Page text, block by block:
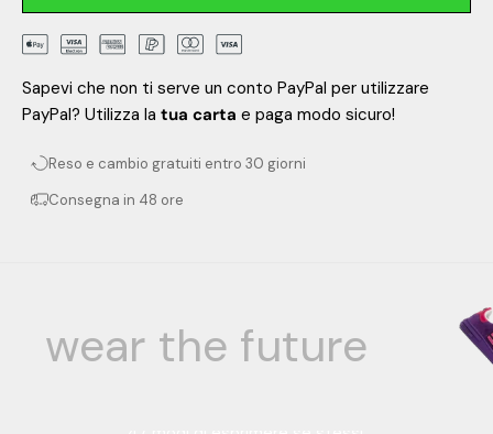
Sapevi che non ti serve un conto PayPal per utilizzare
PayPal? Utilizza la tua carta e paga modo sicuro!
Reso e cambio gratuiti entro 30 giorni
Consegna in 48 ore
wear the future